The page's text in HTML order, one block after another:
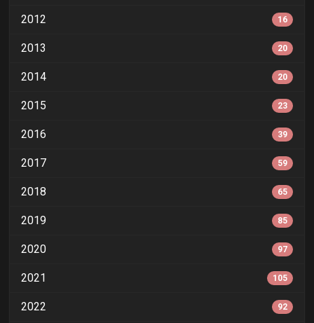
2012 16
2013 20
2014 20
2015 23
2016 39
2017 59
2018 65
2019 85
2020 97
2021 105
2022 92